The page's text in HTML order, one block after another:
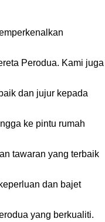
Perodua. Kami juga
dan jujur kepada
ke pintu rumah
tawaran yang terbaik
dan bajet
yang berkualiti.